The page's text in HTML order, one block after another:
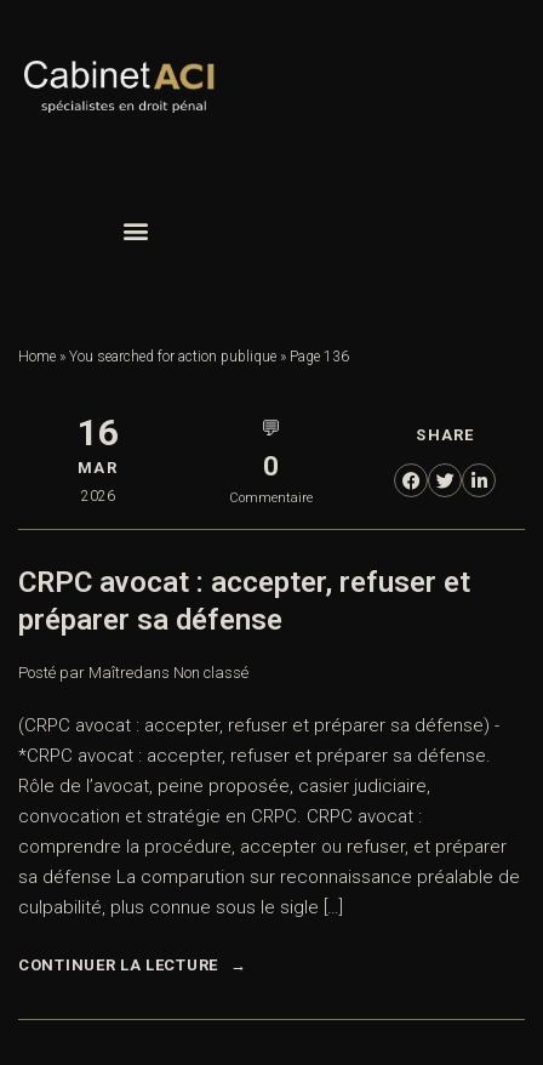
Home » You searched for action publique » Page 136
16
MAR
2026
💬
0
Commentaire
SHARE
CRPC avocat : accepter, refuser et
préparer sa défense
Posté par Maîtredans Non classé
(CRPC avocat : accepter, refuser et préparer sa défense) -
*CRPC avocat : accepter, refuser et préparer sa défense.
Rôle de l’avocat, peine proposée, casier judiciaire,
convocation et stratégie en CRPC. CRPC avocat :
comprendre la procédure, accepter ou refuser, et préparer
sa défense La comparution sur reconnaissance préalable de
culpabilité, plus connue sous le sigle […]
CONTINUER LA LECTURE